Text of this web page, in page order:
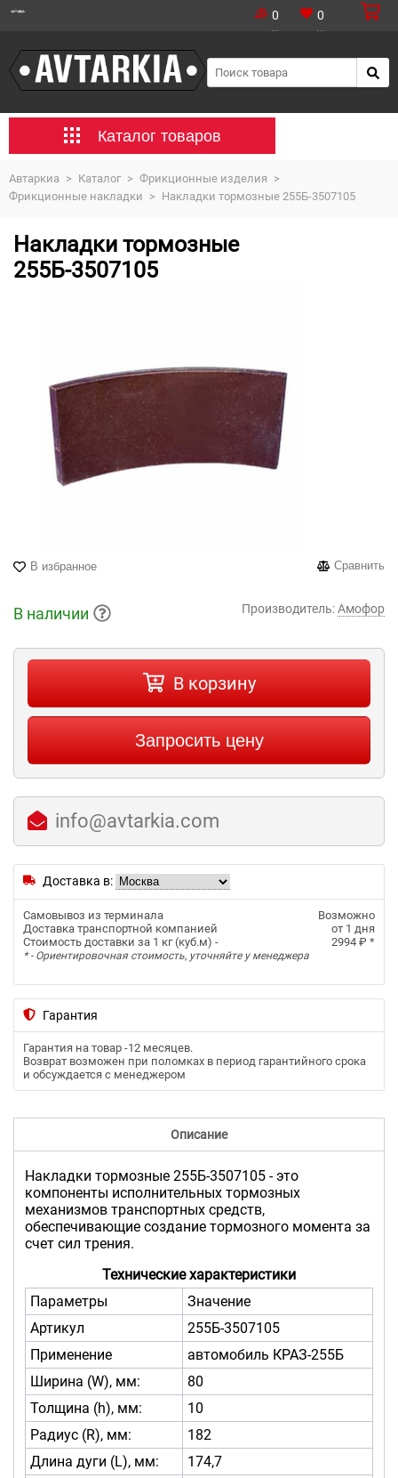
0 0
Каталог товаров
Автаркиа > Каталог > Фрикционные изделия >
Фрикционные накладки > Накладки тормозные 255Б-3507105
Накладки тормозные
255Б-3507105
В избранное Сравнить
В наличии Производитель:Амофор
В корзину
Запросить цену
info@avtarkia.com
Доставка в:
Самовывоз из терминала
Возможно
Доставка транспортной компанией
от 1 дня
Стоимость доставки за 1 кг (куб.м) -
2994 ₽ *
* - Ориентировочная стоимость, уточняйте у менеджера
Гарантия
Гарантия на товар -12 месяцев.
Возврат возможен при поломках в период гарантийного срока
и обсуждается с менеджером
Описание
Накладки тормозные 255Б-3507105 - это
компоненты исполнительных тормозных
механизмов транспортных средств,
обеспечивающие создание тормозного момента за
счет сил трения.
Технические характеристики
Параметры
Значение
Артикул
255Б-3507105
Применение
автомобиль КРАЗ-255Б
Ширина (W), мм:
80
Толщина (h), мм:
10
Радиус (R), мм:
182
Длина дуги (L), мм:
174,7